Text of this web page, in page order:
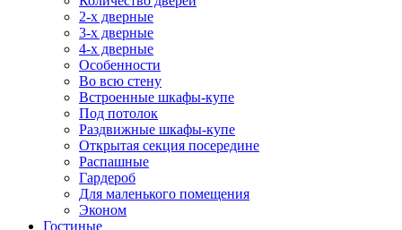
2-х дверные
3-х дверные
4-х дверные
Особенности
Во всю стену
Встроенные шкафы-купе
Под потолок
Раздвижные шкафы-купе
Открытая секция посередине
Распашные
Гардероб
Для маленького помещения
Эконом
Гостиные